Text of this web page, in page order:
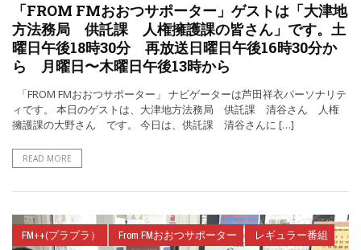
「FROM FMおおつサポーター」ゲストは「大津地
方法務局 供託課 人権擁護課の皆さん」です。土
曜日午後18時30分 再放送日曜日午後16時30分か
ら 月曜日〜木曜日午後13時から
「FROM FMおおつサポーター」 ナビゲーターは芦田祥衣パーソナリテ
ィです。 本日のゲストは、大津地方法務局 供託課 清谷さん 人権
擁護課の大野さん です。 今日は、供託課 清谷さんに […]
READ MORE
FM++(プラプラ） From FMおおつサポーター レギュラー番組